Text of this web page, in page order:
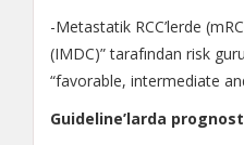
-Metastatik RCC’lerde
(IMDC)” tarafından risk
“favorable, intermediate
Guideline’larda